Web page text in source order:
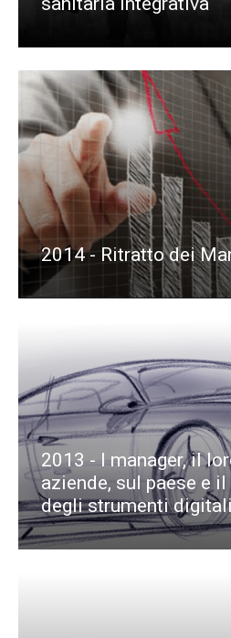
2014 - Ritratto dei
2013 - I manager, il
aziende, sul paese e
degli strumenti